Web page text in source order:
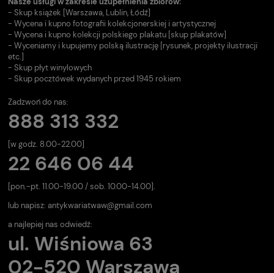
- Skup książek [Warszawa, Lublin, Łódź]
- Wycena i kupno fotografii kolekcjonerskiej i artystycznej
- Wycena i kupno kolekcji polskiego plakatu [skup plakatów]
- Wyceniamy i kupujemy polską ilustrację [rysunek, projekty ilustracji
etc.]
- Skup płyt winylowych
- Skup pocztówek wydanych przed 1945 rokiem
Zadzwoń do nas:
888 313 332
[w godz. 8.00-22.00]
22 646 06 44
[pon.-pt. 11.00-19.00 / sob. 10.00-14.00].
lub napisz: antykwariatwaw@gmail.com
a najlepiej nas odwiedź:
ul. Wiśniowa 63
02-520 Warszawa